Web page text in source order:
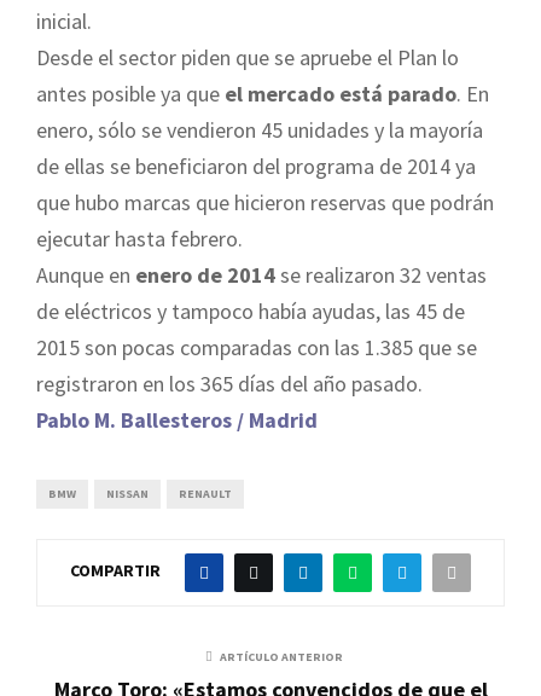
inicial.
Desde el sector piden que se apruebe el Plan lo
antes posible ya que el mercado está parado. En
enero, sólo se vendieron 45 unidades y la mayoría
de ellas se beneficiaron del programa de 2014 ya
que hubo marcas que hicieron reservas que podrán
ejecutar hasta febrero.
Aunque en enero de 2014se realizaron 32 ventas
de eléctricos y tampoco había ayudas, las 45 de
2015 son pocas comparadas con las 1.385 que se
registraron en los 365 días del año pasado.
Pablo M. Ballesteros / Madrid
BMW NISSAN RENAULT
COMPARTIR
ARTÍCULO ANTERIOR
Marco Toro: «Estamos convencidos de que el